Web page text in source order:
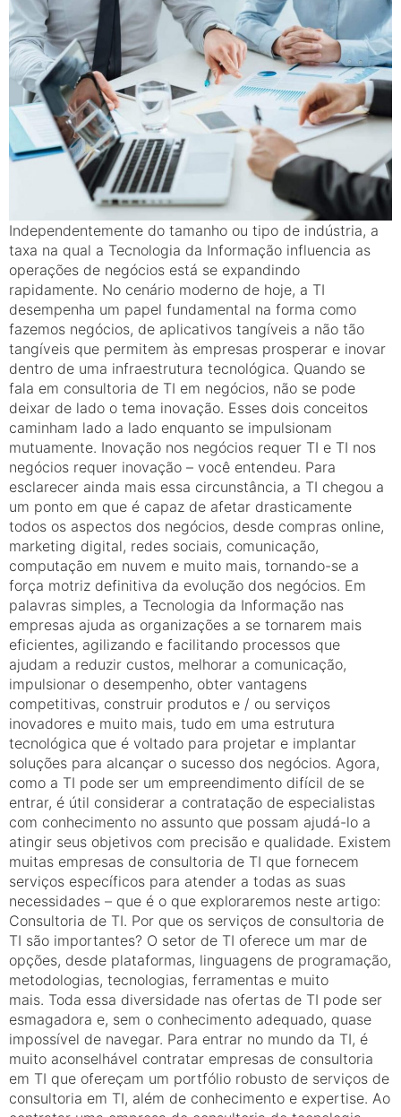
Independentemente do tamanho ou tipo de indústria, a
taxa na qual a Tecnologia da Informação influencia as
operações de negócios está se expandindo
rapidamente. No cenário moderno de hoje, a TI
desempenha um papel fundamental na forma como
fazemos negócios, de aplicativos tangíveis a não tão
tangíveis que permitem às empresas prosperar e inovar
dentro de uma infraestrutura tecnológica. Quando se
fala em consultoria de TI em negócios, não se pode
deixar de lado o tema inovação. Esses dois conceitos
caminham lado a lado enquanto se impulsionam
mutuamente. Inovação nos negócios requer TI e TI nos
negócios requer inovação – você entendeu. Para
esclarecer ainda mais essa circunstância, a TI chegou a
um ponto em que é capaz de afetar drasticamente
todos os aspectos dos negócios, desde compras online,
marketing digital, redes sociais, comunicação,
computação em nuvem e muito mais, tornando-se a
força motriz definitiva da evolução dos negócios. Em
palavras simples, a Tecnologia da Informação nas
empresas ajuda as organizações a se tornarem mais
eficientes, agilizando e facilitando processos que
ajudam a reduzir custos, melhorar a comunicação,
impulsionar o desempenho, obter vantagens
competitivas, construir produtos e / ou serviços
inovadores e muito mais, tudo em uma estrutura
tecnológica que é voltado para projetar e implantar
soluções para alcançar o sucesso dos negócios. Agora,
como a TI pode ser um empreendimento difícil de se
entrar, é útil considerar a contratação de especialistas
com conhecimento no assunto que possam ajudá-lo a
atingir seus objetivos com precisão e qualidade. Existem
muitas empresas de consultoria de TI que fornecem
serviços específicos para atender a todas as suas
necessidades – que é o que exploraremos neste artigo:
Consultoria de TI. Por que os serviços de consultoria de
TI são importantes? O setor de TI oferece um mar de
opções, desde plataformas, linguagens de programação,
metodologias, tecnologias, ferramentas e muito
mais. Toda essa diversidade nas ofertas de TI pode ser
esmagadora e, sem o conhecimento adequado, quase
impossível de navegar. Para entrar no mundo da TI, é
muito aconselhável contratar empresas de consultoria
em TI que ofereçam um portfólio robusto de serviços de
consultoria em TI, além de conhecimento e expertise. Ao